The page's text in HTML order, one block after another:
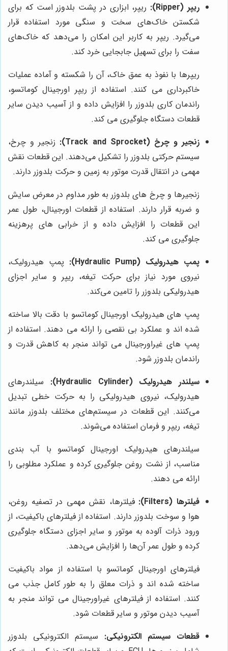
ریپر (Ripper):
ریپر، ابزاری در پشت بلدوزر است که برای
شکستن خاک‌های سخت و سنگی مورد استفاده قرار
می‌گیرد. ریپر به کاربر این امکان را می‌دهد که خاک‌های
سفت را برای تسهیل جابجایی خرد کند.
ریپرها با نفوذ به عمق خاک، آن را شکسته و آماده عملیات
خاکبرداری می کنند. استفاده از ریپر اورجینال کوماتسو،
راندمان کاری بلدوزر را افزایش داده و از آسیب دیدن سایر
قطعات دستگاه جلوگیری می کند.
زنجیر و چرخ (Track and Sprocket):
زنجیر و چرخ،
سیستم حرکتی بلدوزر را تشکیل می‌دهند. این قطعات نقش
مهمی در انتقال قدرت موتور به زمین و حرکت بلدوزر دارند.
زنجیرها و چرخ های بلدوزر به طور مداوم در معرض سایش
و ضربه قرار دارند. استفاده از قطعات اورجینال، طول عمر
این قطعات را افزایش داده و از خرابی های پرهزینه
جلوگیری می کند.
پمپ هیدرولیک (Hydraulic Pump):
پمپ هیدرولیک،
نیروی مورد نیاز برای حرکت تیغه، ریپر و سایر اجزای
هیدرولیکی بلدوزر را تامین می‌کند.
پمپ های هیدرولیک اورجینال کوماتسو با دقت بالا ساخته
شده اند و عملکرد بی نقصی را ارائه می دهند. استفاده از
پمپ های غیراورجینال می تواند منجر به کاهش قدرت و
راندمان بلدوزر شود.
سیلندر هیدرولیک (Hydraulic Cylinder):
سیلندرهای
هیدرولیک، نیروی هیدرولیکی را به حرکت خطی تبدیل
می‌کنند. این قطعات در سیستم‌های مختلف بلدوزر مانند
تیغه، ریپر و فرمان استفاده می‌شوند.
سیلندرهای هیدرولیک اورجینال کوماتسو با آب بندی
مناسب، از نشت روغن جلوگیری کرده و عملکرد مطلوبی را
ارائه می دهند.
فیلترها (Filters):
فیلترها، نقش مهمی در تصفیه روغن،
هوا و سوخت بلدوزر دارند. استفاده از فیلترهای باکیفیت، از
ورود ذرات آلوده به موتور و سایر اجزای دستگاه جلوگیری
کرده و طول عمر آن‌ها را افزایش می‌دهد.
فیلترهای اورجینال کوماتسو با استفاده از مواد باکیفیت
ساخته شده اند و ذرات معلق را به طور کامل جذب می
کنند. استفاده از فیلترهای غیراورجینال می تواند منجر به
آسیب دیدن موتور و سایر قطعات شود.
قطعات سیستم الکترونیکی: سیستم الکترونیکی بلدوزر